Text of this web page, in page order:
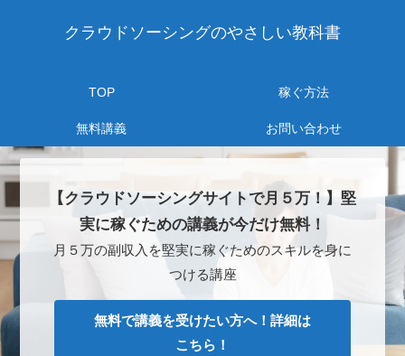
クラウドソーシングのやさしい教科書
TOP 稼ぐ方法
無料講義 お問い合わせ
【クラウドソーシングサイトで月５万！】堅
実に稼ぐための講義が今だけ無料！
月５万の副収入を堅実に稼ぐためのスキルを身に
つける講座
無料で講義を受けたい方へ！詳細は
こちら！